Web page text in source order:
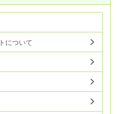
について